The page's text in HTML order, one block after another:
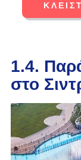
1.4.
στο